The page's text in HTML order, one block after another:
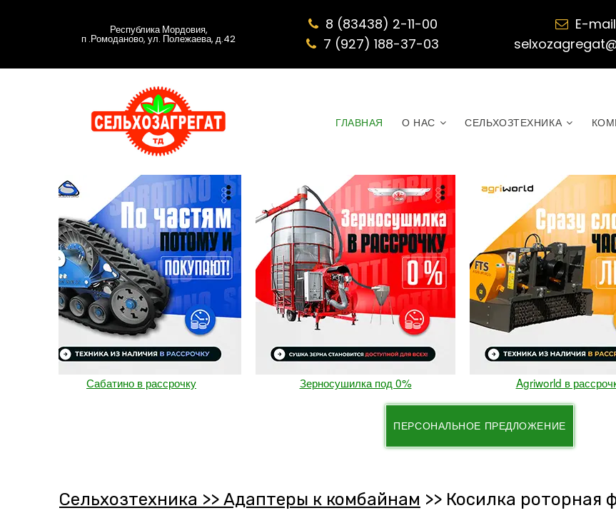
Республика Мордовия,
п .Ромоданово, ул. Полежаева, д.42
 8 (83438) 2-11-00
 7 (927) 188-37-03
E-
ГЛАВНАЯ О НАС СЕЛЬХОЗТЕХНИКА
Сабатино в рассрочку Зерносушилка под 0% Agriworld в рассрочку
ПЕРСОНАЛЬНОЕ ПРЕДЛОЖЕНИЕ
Сельхозтехника >> Адаптеры к комбайнам >> Косилка роторная